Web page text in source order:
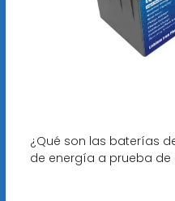
¿Qué son las baterías
de energía a prueba de